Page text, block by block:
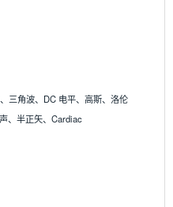
三角波、DC 电平、高斯、洛伦
、半正矢、Cardiac